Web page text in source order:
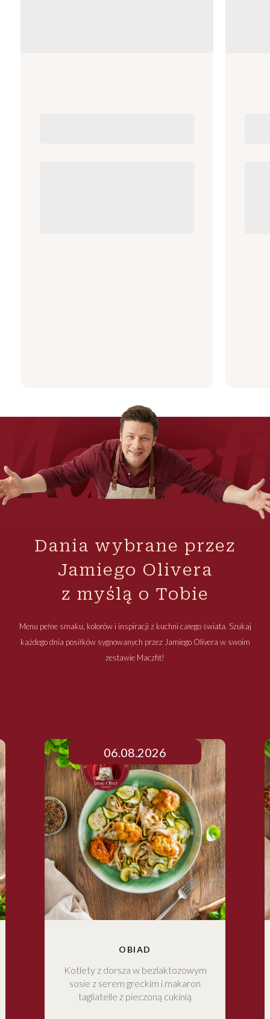
Dania wybrane przez
Jamiego Olivera
z myślą o Tobie
Menu pełne smaku, kolorów i inspiracji z kuchni całego świata. Szukaj
każdego dnia posiłków sygnowanych przez Jamiego Olivera w swoim
zestawie Maczfit!
06.08.2026
OBIAD
Kotlety z dorsza w bezlaktozowym
sosie z serem greckim i makaron
tagliatelle z pieczoną cukinią